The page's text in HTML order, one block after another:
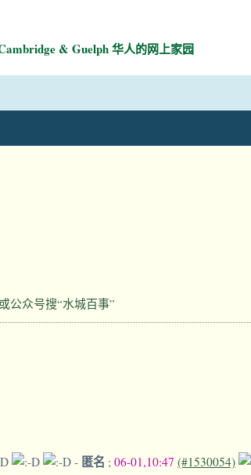
& Guelph 华人的网上家园
公众号搜“水城百事”
- 匿名 ; 06-01,10:47 (#1530054)